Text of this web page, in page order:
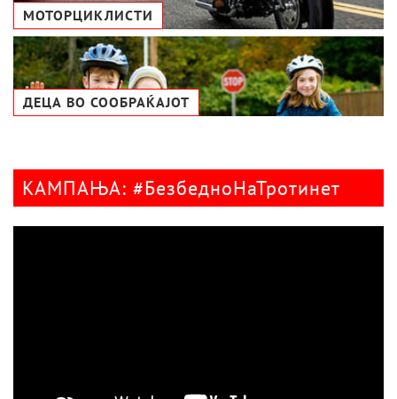
МОТОРЦИКЛИСТИ
ДЕЦА ВО СООБРАЌАЈОТ
КАМПАЊА: #БезбедноНаТротинет